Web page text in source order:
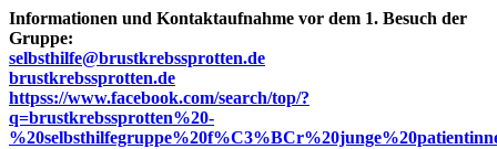
Informationen und Kontaktaufnahme vor dem 1. Besuch der
Gruppe:
selbsthilfe@brustkrebssprotten.de
brustkrebssprotten.de
httpss://www.facebook.com/search/top/?
q=brustkrebssprotten%20-